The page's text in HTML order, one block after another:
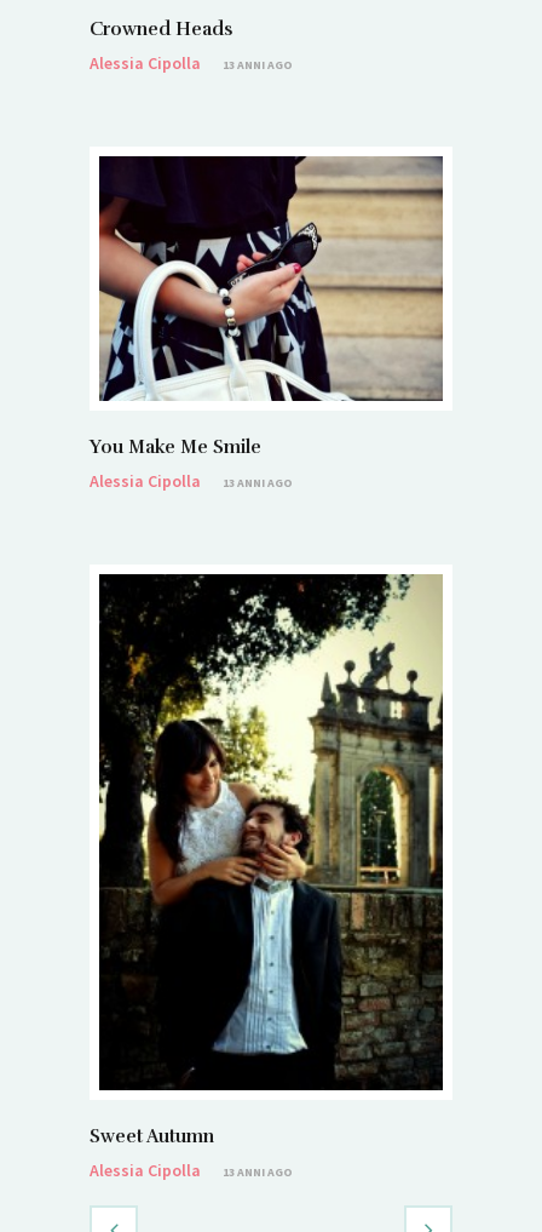
Crowned Heads
Alessia Cipolla
13 ANNI AGO
You Make Me Smile
Alessia Cipolla
13 ANNI AGO
Sweet Autumn
Alessia Cipolla
13 ANNI AGO